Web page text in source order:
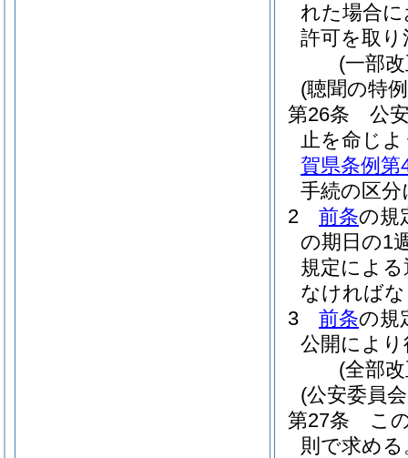
れた場合
許可を取
(一部
(聴聞の特
第26条
公
止を命じ
賀県条例第
手続の区
2
前条の規
の期日の1
規定によ
なければ
3
前条の規
公開によ
(全部
(公安委員
第27条
こ
則で求める